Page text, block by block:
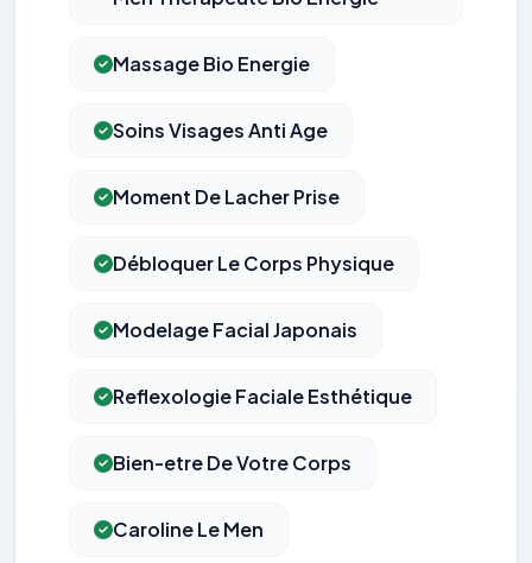
Massage Bio Energie
Soins Visages Anti Age
Moment De Lacher Prise
Débloquer Le Corps Physique
Modelage Facial Japonais
Reflexologie Faciale Esthétique
Bien-etre De Votre Corps
Caroline Le Men